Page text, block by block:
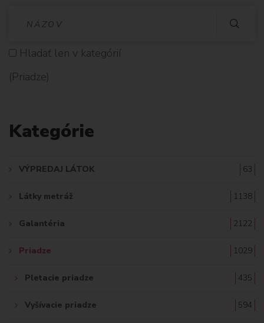
D
Hladať len v kategórií
(Priadze)
Kategórie
VÝPREDAJ LÁTOK 63
Látky metráž 1138
Galantéria 2122
Priadze 1029
Pletacie priadze 435
Vyšívacie priadze 594